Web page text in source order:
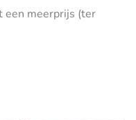
een meerprijs (ter